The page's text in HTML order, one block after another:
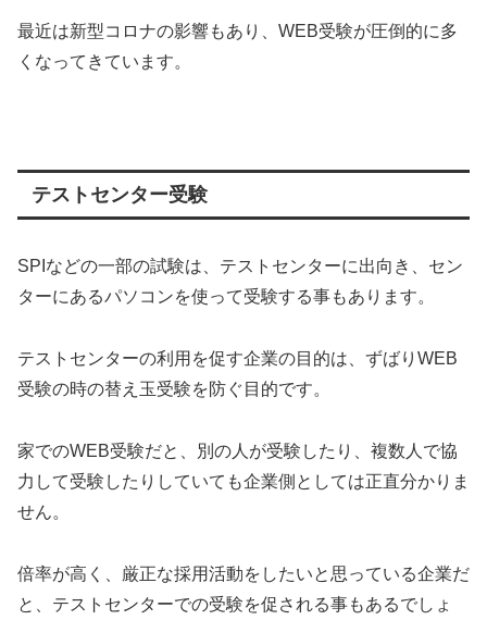
最近は新型コロナの影響もあり、WEB受験が圧倒的に多
くなってきています。
テストセンター受験
SPIなどの一部の試験は、テストセンターに出向き、セン
ターにあるパソコンを使って受験する事もあります。
テストセンターの利用を促す企業の目的は、ずばりWEB
受験の時の替え玉受験を防ぐ目的です。
家でのWEB受験だと、別の人が受験したり、複数人で協
力して受験したりしていても企業側としては正直分かりま
せん。
倍率が高く、厳正な採用活動をしたいと思っている企業だ
と、テストセンターでの受験を促される事もあるでしょ